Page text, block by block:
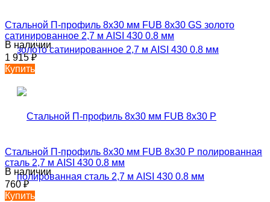
Стальной П-профиль 8х30 мм FUB 8х30 GS золото
сатинированное 2,7 м AISI 430 0.8 мм
В наличии
1 915₽
Купить
Стальной П-профиль 8х30 мм FUB 8х30 P полированная
сталь 2,7 м AISI 430 0.8 мм
В наличии
760₽
Купить